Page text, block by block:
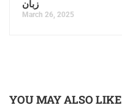
زبان
March 26, 2025
YOU MAY ALSO LIKE